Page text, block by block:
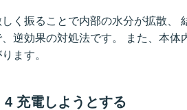
しく振ることで内部の水分が拡散、
、逆効果の対処法です。 また、本
ます。
4 充電しようとする